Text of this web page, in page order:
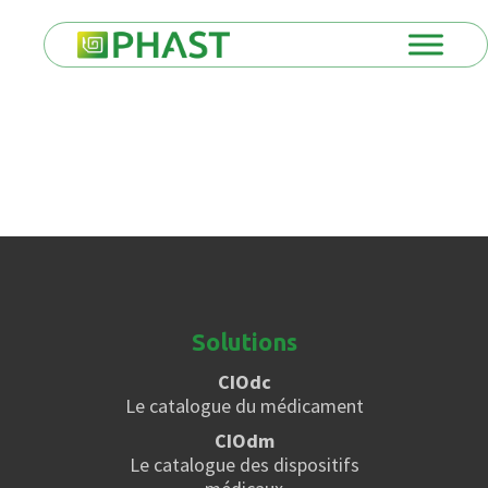
Solutions
CIOdc
Le catalogue du médicament
CIOdm
Le catalogue des dispositifs